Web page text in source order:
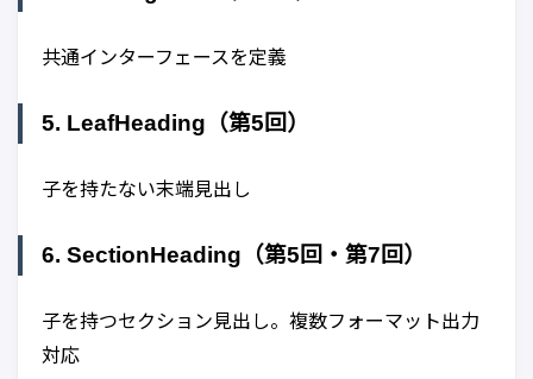
共通インターフェースを定義
5. LeafHeading（第5回）
子を持たない末端見出し
6. SectionHeading（第5回・第7回）
子を持つセクション見出し。複数フォーマット出力
対応